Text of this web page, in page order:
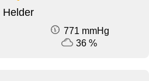
Helder
771 mmHg
36 %